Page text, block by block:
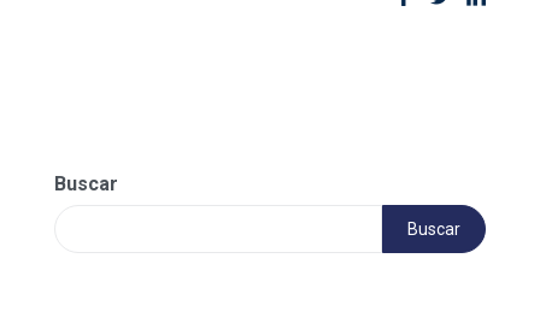
Buscar
Buscar